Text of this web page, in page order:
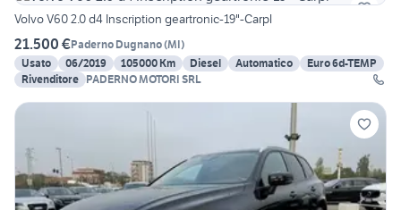
Volvo V60 2.0 d4 Inscription geartronic-19"-Carpl
21.500 €Paderno Dugnano(MI)
Usato
06/2019 105000 Km Diesel Automatico
Euro 6d-TEMP
Rivenditore PADERNO MOTORI SRL